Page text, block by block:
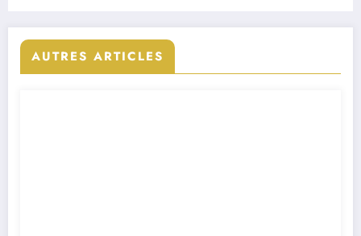
AUTRES ARTICLES